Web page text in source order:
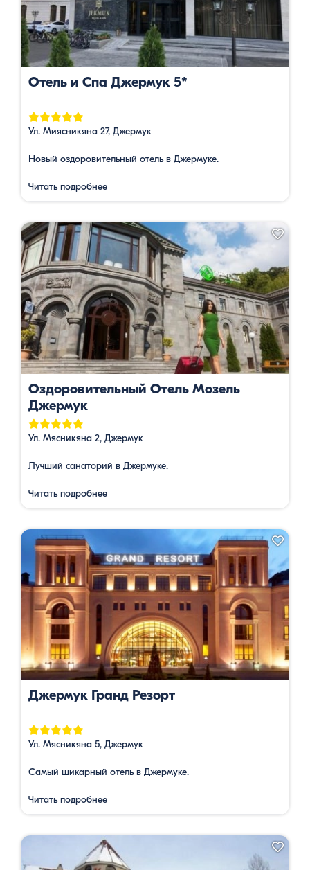
Отель и Спа Джермук 5*
Ул. Миясникяна 27, Джермук
Новый оздоровительный отель в Джермуке.
Читать подробнее
Оздоровительный Отель Мозель
Джермук
Ул. Мясникяна 2, Джермук
Лучший санаторий в Джермуке.
Читать подробнее
Джермук Гранд Резорт
Ул. Мясникяна 5, Джермук
Самый шикарный отель в Джермуке.
Читать подробнее